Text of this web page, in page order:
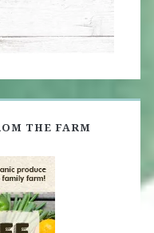
THE FARM